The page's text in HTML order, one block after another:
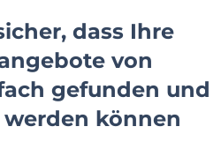
dass Ihre
von
gefunden und
können